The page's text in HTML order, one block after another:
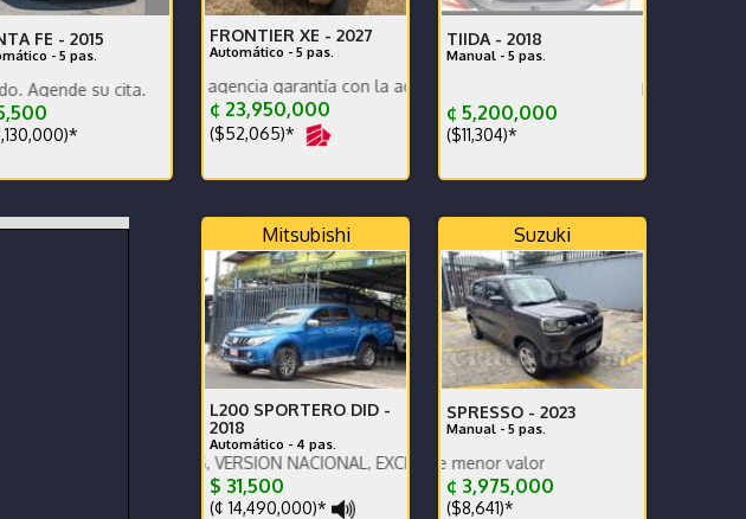
FE - 2015
- 5 pas.
su cita.
FRONTIER XE - 2027
Automático - 5 pas.
comprado en agencia garantía con la agencia se recibe y se financia
¢ 23,950,000
($52,065)*
TIIDA - 2018
Manual - 5 pas.
Excelentes condiciones
¢ 5,200,000
($11,304)*
Mitsubishi
L200 SPORTERO DID -
2018
Automático - 4 pas.
EN DOLARES, VERSION NACIONAL, EXCELENTES CONDICIONES, AUTOMATICO
$ 31,500
(¢ 14,490,000)*
Suzuki
SPRESSO - 2023
Manual - 5 pas.
¢ 3,975,000
($8,641)*